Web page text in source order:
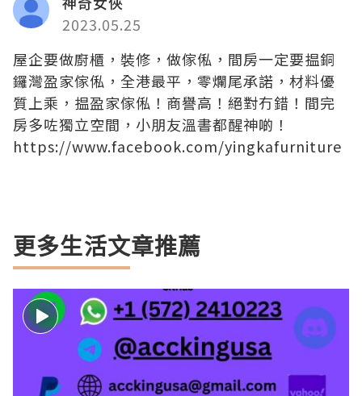
2023.05.25
屋企要做廚櫃，裝修，做傢俬，間房一定要揾銅
鑼灣盈家傢俬，全港最平，零爛尾承諾，材料優
質上乘，揾盈家傢俬！商譽高！絕對冇錯！間完
房多咗獨立空間，小朋友溫書都醒神啲！
https://www.facebook.com/yingkafurniture
更多生活文章推薦